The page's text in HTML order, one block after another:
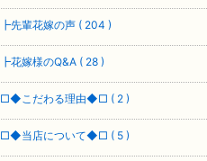
┣先輩花嫁の声 ( 204 )
┣花嫁様のQ&A ( 28 )
□◆こだわる理由◆□ ( 2 )
□◆当店について◆□ ( 5 )